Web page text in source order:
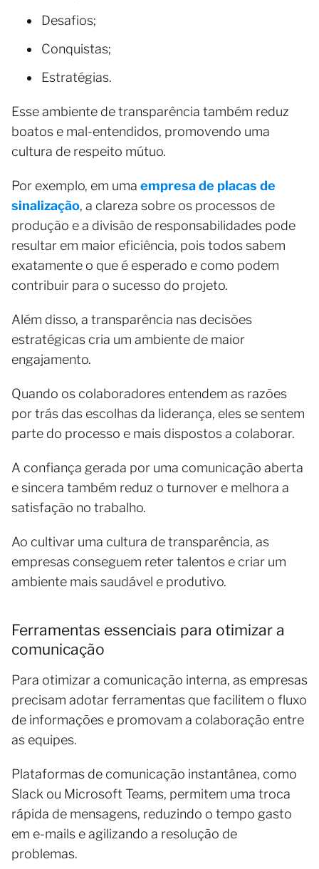
Desafios;
Conquistas;
Estratégias.
Esse ambiente de transparência também reduz
boatos e mal-entendidos, promovendo uma
cultura de respeito mútuo.
Por exemplo, em uma empresa de placas de
sinalização, a clareza sobre os processos de
produção e a divisão de responsabilidades pode
resultar em maior eficiência, pois todos sabem
exatamente o que é esperado e como podem
contribuir para o sucesso do projeto.
Além disso, a transparência nas decisões
estratégicas cria um ambiente de maior
engajamento.
Quando os colaboradores entendem as razões
por trás das escolhas da liderança, eles se sentem
parte do processo e mais dispostos a colaborar.
A confiança gerada por uma comunicação aberta
e sincera também reduz o turnover e melhora a
satisfação no trabalho.
Ao cultivar uma cultura de transparência, as
empresas conseguem reter talentos e criar um
ambiente mais saudável e produtivo.
Ferramentas essenciais para otimizar a
comunicação
Para otimizar a comunicação interna, as empresas
precisam adotar ferramentas que facilitem o fluxo
de informações e promovam a colaboração entre
as equipes.
Plataformas de comunicação instantânea, como
Slack ou Microsoft Teams, permitem uma troca
rápida de mensagens, reduzindo o tempo gasto
em e-mails e agilizando a resolução de
problemas.